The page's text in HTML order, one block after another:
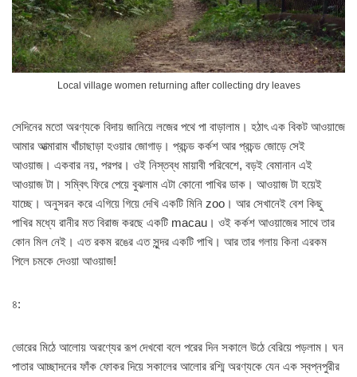
Local village women returning after collecting dry leaves
সেদিনের মতো অরণ্যকে বিদায় জানিয়ে লজের পথে পা বাড়ালাম। হঠাৎ এক বিকট আওয়াজে
আমার আত্মারাম খাঁচাছাড়া হওয়ার জোগাড়। প্রচন্ড কর্কশ আর প্রচন্ড জোড়ে সেই
আওয়াজ। একবার নয়, পরপর। ওই নিস্তব্ধ মায়াবী পরিবেশে, বড়ই বেমানান এই
আওয়াজ টা। সম্বিৎ ফিরে পেয়ে বুঝলাম এটা কোনো পাখির ডাক। আওয়াজ টা হয়েই
যাচ্ছে। অনুসরন করে এগিয়ে গিয়ে দেখি একটি মিনি zoo। আর সেখানেই বেশ কিছু
পাখির মধ্যে রানীর মত বিরাজ করছে একটি macau। ওই কর্কশ আওয়াজের সাথে তার
কোন মিল নেই। এত রকম রঙের এত সুন্দর একটি পাখি। আর তার গলায় কিনা এরকম
পিলে চমকে দেওয়া আওয়াজ!
৪:
ভোরের মিঠে আলোয় অরণ্যের রূপ দেখবো বলে পরের দিন সকালে উঠে বেরিয়ে পড়লাম। ঘন
পাতার আচ্ছাদনের ফাঁক ফোকর দিয়ে সকালের আলোর রশ্মি অরণ্যকে যেন এক স্বপ্নপুরীর